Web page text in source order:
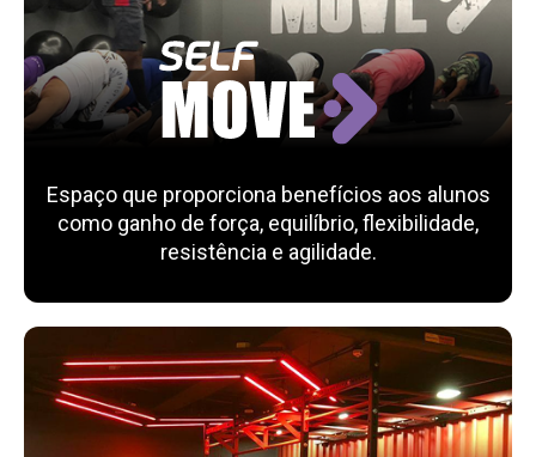
Espaço que proporciona benefícios aos alunos
como ganho de força, equilíbrio, flexibilidade,
resistência e agilidade.